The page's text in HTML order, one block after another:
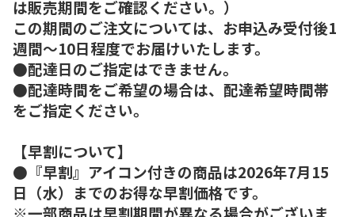
は販売期間をご確認ください。）
この期間のご注文については、お申込み受付後1
週間～10日程度でお届けいたします。
●配達日のご指定はできません。
●配達時間をご希望の場合は、配達希望時間帯
をご指定ください。
【早割について】
●『早割』アイコン付きの商品は2026年7月15
日（水）までのお得な早割価格です。
※一部商品は早割期間が異なる場合がございま